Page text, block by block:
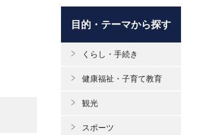
目的・テーマから探す
くらし・手続き
健康福祉・子育て教育
観光
スポーツ